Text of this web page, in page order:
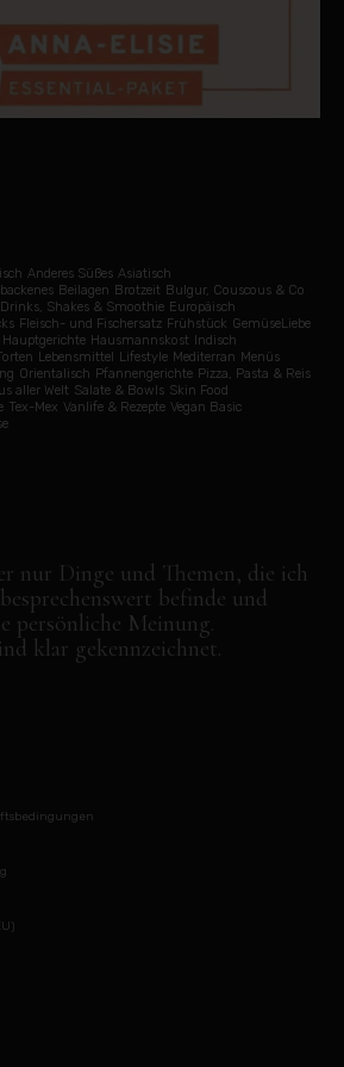
Anderes Süßes Asiatisch
Beilagen Brotzeit Bulgur, Couscous & Co
Drinks, Shakes & Smoothie Europäisch
Fleisch- und Fischersatz Frühstück GemüseLiebe
Hauptgerichte Hausmannskost Indisch
Lebensmittel Lifestyle Mediterran Menüs
Orientalisch Pfannengerichte Pizza, Pasta & Reis
aller Welt Salate & Bowls Skin Food
Tex-Mex Vanlife & Rezepte Vegan Basic
nur Dinge und Themen, die ich
befinde und
persönliche Meinung.
klar gekennzeichnet.